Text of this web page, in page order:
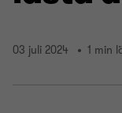
03 juli 2024 1 min